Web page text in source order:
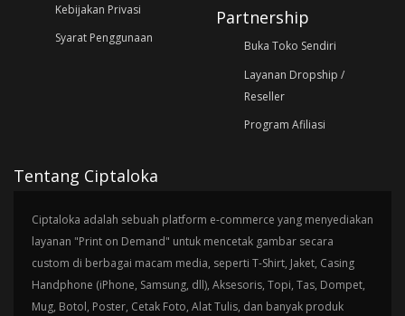
Kebijakan Privasi
Syarat Penggunaan
Partnership
Buka Toko Sendiri
Layanan Dropship /
Reseller
Program Afiliasi
Tentang Ciptaloka
Ciptaloka adalah sebuah platform e-commerce yang menyediakan
layanan "Print on Demand" untuk mencetak gambar secara
custom di berbagai macam media, seperti T-Shirt, Jaket, Casing
Handphone (iPhone, Samsung, dll), Aksesoris, Topi, Tas, Dompet,
Mug, Botol, Poster, Cetak Foto, Alat Tulis, dan banyak produk